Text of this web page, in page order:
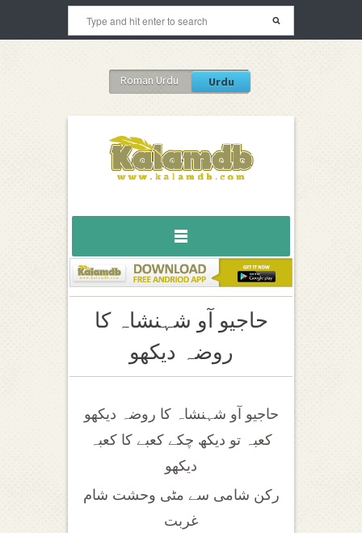
Roman Urdu Urdu
حاجیو آو شہنشاہ کا
روضہ دیکھو
حاجیو آو شہنشاہ کا روضہ دیکھو
کعبہ تو دیکھ چکے کعبے کا کعبہ
دیکھو
رکن شامی سے مٹی وحشت شام
غربت